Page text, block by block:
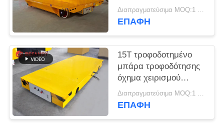
σπειρών 60 τόνος για
το εργοστάσιο
Διαπραγματεύσιμα MOQ:1 σύνολο
ΕΠΑΦΉ
15T τροφοδοτημένο
μπάρα τροφοδότησης
όχημα χειρισμού
εργαστηρίων
ηλεκτρικό στις ράγες
Διαπραγματεύσιμα MOQ:1 σύνολο/σύνολα
ΕΠΑΦΉ